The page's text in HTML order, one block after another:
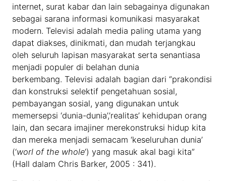
internet, surat kabar dan lain sebagainya digunakan
sebagai sarana informasi komunikasi masyarakat
modern. Televisi adalah media paling utama yang
dapat diakses, dinikmati, dan mudah terjangkau
oleh seluruh lapisan masyarakat serta senantiasa
menjadi populer di belahan dunia
berkembang. Televisi adalah bagian dari “prakondisi
dan konstruksi selektif pengetahuan sosial,
pembayangan sosial, yang digunakan untuk
memersepsi ‘dunia-dunia’,’realitas’ kehidupan orang
lain, dan secara imajiner merekonstruksi hidup kita
dan mereka menjadi semacam ‘keseluruhan dunia’
(‘worl of the whole’) yang masuk akal bagi kita”
(Hall dalam Chris Barker, 2005 : 341).